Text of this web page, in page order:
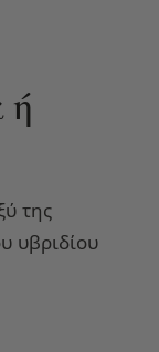
ή
της
υβριδίου